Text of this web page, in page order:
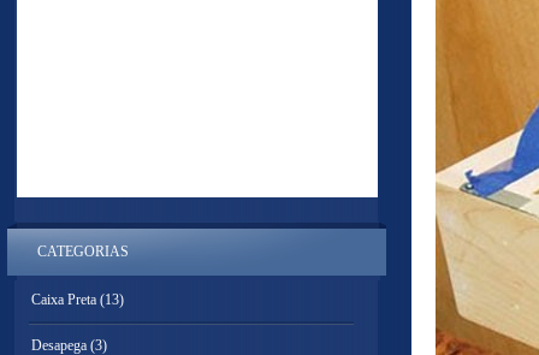
CATEGORIAS
Caixa Preta (13)
Desapega (3)